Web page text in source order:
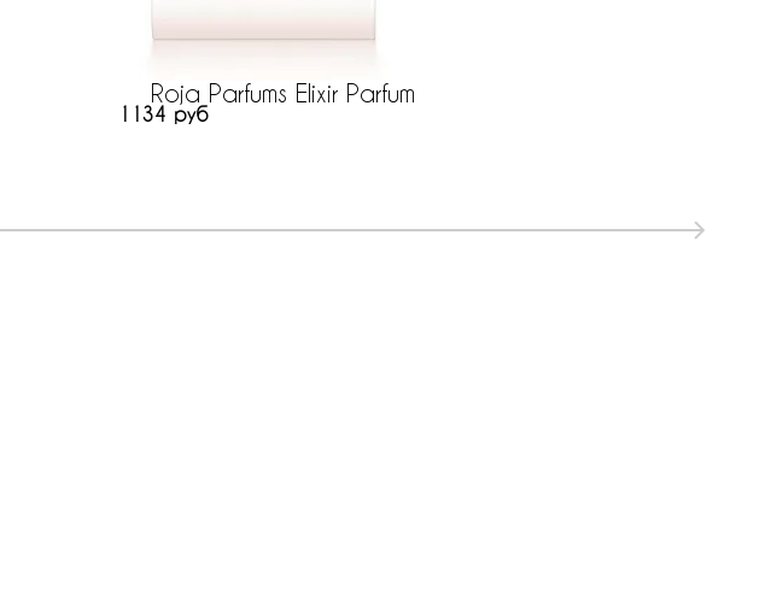
Roja Parfums Elixir Parfum
1134 руб